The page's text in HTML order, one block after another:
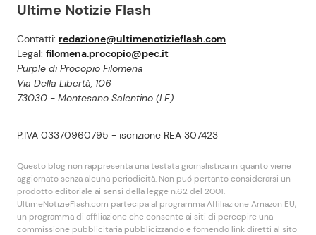
Ultime Notizie Flash
Contatti: redazione@ultimenotizieflash.com
Legal: filomena.procopio@pec.it
Purple di Procopio Filomena
Via Della Libertà, 106
73030 - Montesano Salentino (LE)
P.IVA 03370960795 - iscrizione REA 307423
Questo blog non rappresenta una testata giornalistica in quanto viene
aggiornato senza alcuna periodicità. Non puó pertanto considerarsi un
prodotto editoriale ai sensi della legge n.62 del 2001.
UltimeNotizieFlash.com partecipa al programma Affiliazione Amazon EU,
un programma di affiliazione che consente ai siti di percepire una
commissione pubblicitaria pubblicizzando e fornendo link diretti al sito